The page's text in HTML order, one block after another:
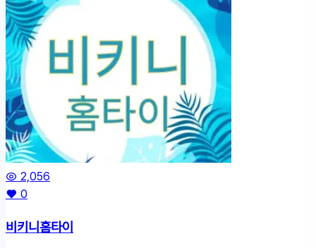
2,056
0
비키니홈타이